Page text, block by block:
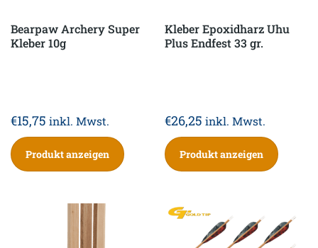
Bearpaw Archery Super
Kleber 10g
€15,75 inkl. Mwst.
Produkt anzeigen
Kleber Epoxidharz Uhu
Plus Endfest 33 gr.
€26,25 inkl. Mwst.
Produkt anzeigen